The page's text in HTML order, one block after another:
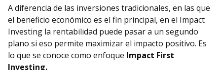
A diferencia de las inversiones tradicionales, en las que
el beneficio económico es el fin principal, en el Impact
Investing la rentabilidad puede pasar a un segundo
plano si eso permite maximizar el impacto positivo. Es
lo que se conoce como enfoque Impact First
Investing.